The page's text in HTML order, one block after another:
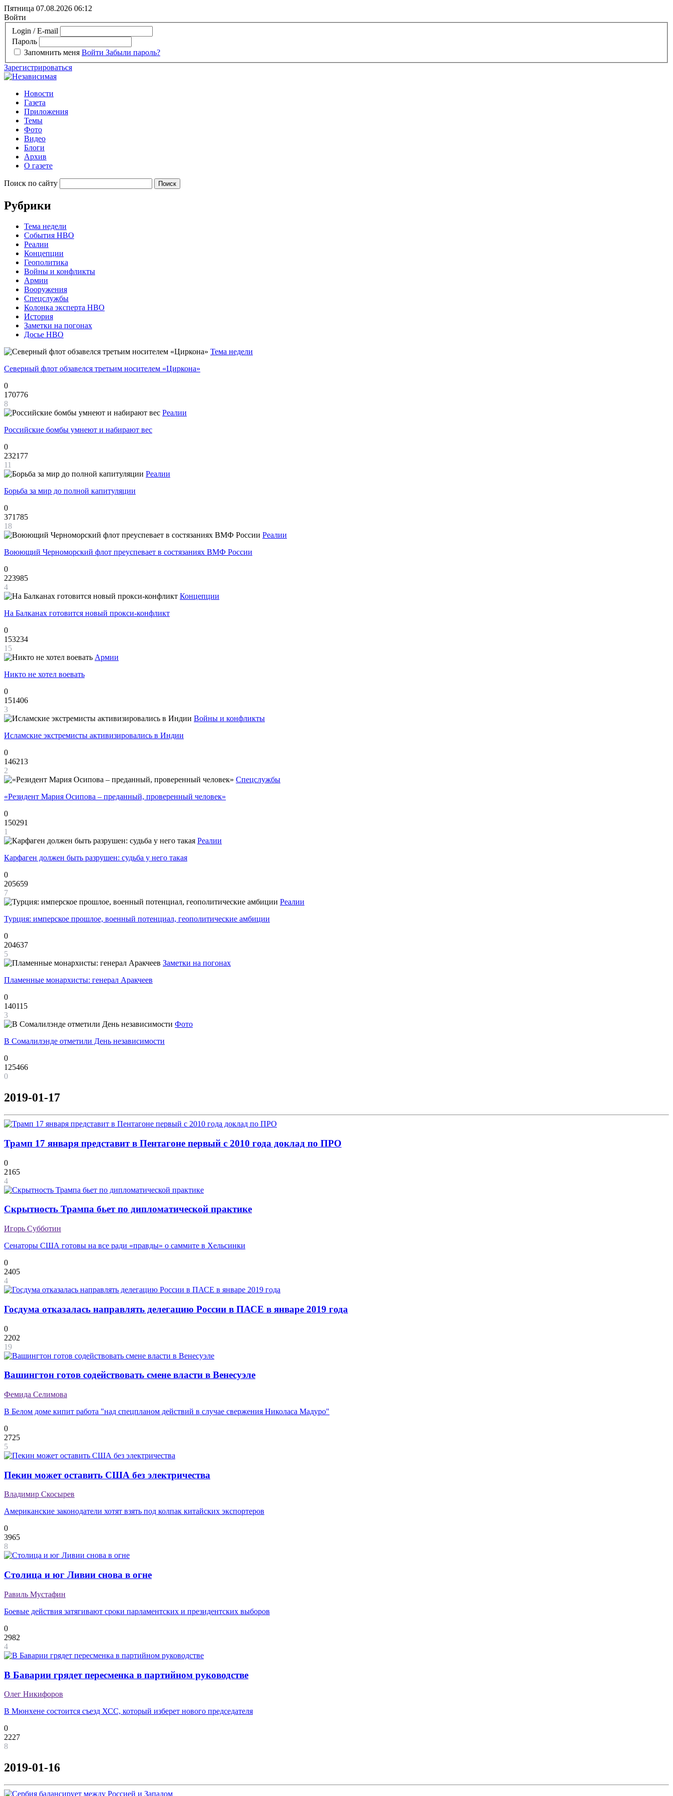
Пятница 07.08.2026 06:12
Войти
Login / E-mail
Пароль
Запомнить меня Войти Забыли пароль?
Зарегистрироваться
Новости
Газета
Приложения
Темы
Фото
Видео
Блоги
Архив
О газете
Поиск по сайту
Рубрики
Тема недели
События НВО
Реалии
Концепции
Геополитика
Войны и конфликты
Армии
Вооружения
Спецслужбы
Колонка эксперта НВО
История
Заметки на погонах
Досье НВО
Тема недели
Северный флот обзавелся третьим носителем «Циркона»
0
170776
8
Реалии
Российские бомбы умнеют и набирают вес
0
232177
11
Реалии
Борьба за мир до полной капитуляции
0
371785
18
Реалии
Воюющий Черноморский флот преуспевает в состязаниях ВМФ России
0
223985
4
Концепции
На Балканах готовится новый прокси-конфликт
0
153234
15
Армии
Никто не хотел воевать
0
151406
3
Войны и конфликты
Исламские экстремисты активизировались в Индии
0
146213
2
Спецслужбы
«Резидент Мария Осипова – преданный, проверенный человек»
0
150291
1
Реалии
Карфаген должен быть разрушен: судьба у него такая
0
205659
7
Реалии
Турция: имперское прошлое, военный потенциал, геополитические амбиции
0
204637
5
Заметки на погонах
Пламенные монархисты: генерал Аракчеев
0
140115
3
Фото
В Сомалилэнде отметили День независимости
0
125466
0
2019-01-17
Трамп 17 января представит в Пентагоне первый с 2010 года доклад по ПРО
0
2165
4
Скрытность Трампа бьет по дипломатической практике
Игорь Субботин
Сенаторы США готовы на все ради «правды» о саммите в Хельсинки
0
2405
4
Госдума отказалась направлять делегацию России в ПАСЕ в январе 2019 года
0
2202
19
Вашингтон готов содействовать смене власти в Венесуэле
Фемида Селимова
В Белом доме кипит работа "над спецпланом действий в случае свержения Николаса Мадуро"
0
2725
5
Пекин может оставить США без электричества
Владимир Скосырев
Американские законодатели хотят взять под колпак китайских экспортеров
0
3965
8
Столица и юг Ливии снова в огне
Равиль Мустафин
Боевые действия затягивают сроки парламентских и президентских выборов
0
2982
4
В Баварии грядет пересменка в партийном руководстве
Олег Никифоров
В Мюнхене состоится съезд ХСС, который изберет нового председателя
0
2227
8
2019-01-16